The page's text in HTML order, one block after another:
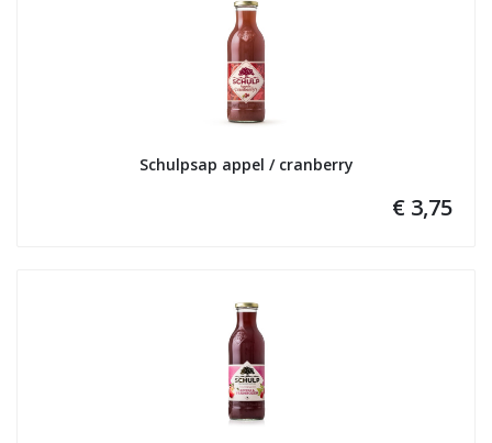
Schulpsap appel / cranberry
€ 3,75